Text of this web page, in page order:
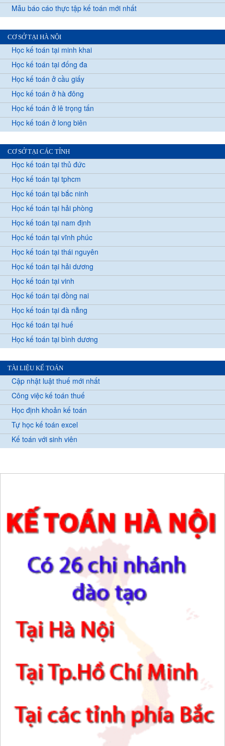
Mẫu báo cáo thực tập kế toán mới nhất
CƠ SỞ TẠI HÀ NỘI
Học kế toán tại minh khai
Học kế toán tại đống đa
Học kế toán ở cầu giấy
Học kế toán ở hà đông
Học kế toán ở lê trọng tấn
Học kế toán ở long biên
CƠ SỞ TẠI CÁC TỈNH
Học kế toán tại thủ đức
Học kế toán tại tphcm
Học kế toán tại bắc ninh
Học kế toán tại hải phòng
Học kế toán tại nam định
Học kế toán tại vĩnh phúc
Học kế toán tại thái nguyên
Học kế toán tại hải dương
Học kế toán tại vinh
Học kế toán tại đồng nai
Học kế toán tại đà nẵng
Học kế toán tại huế
Học kế toán tại bình dương
TÀI LIỆU KẾ TOÁN
Cập nhật luật thuế mới nhất
Công việc kế toán thuế
Học định khoản kế toán
Tự học kế toán excel
Kế toán với sinh viên